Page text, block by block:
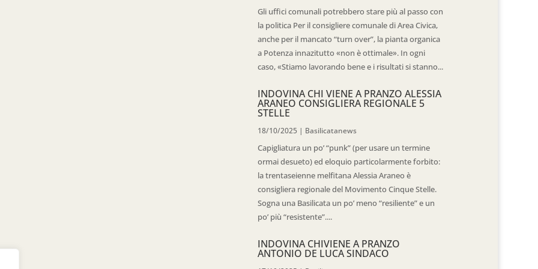
Gli uffici comunali potrebbero stare più al passo con
la politica Per il consigliere comunale di Area Civica,
anche per il mancato “turn over”, la pianta organica
a Potenza innazitutto «non è ottimale». In ogni
caso, «Stiamo lavorando bene e i risultati si stanno...
INDOVINA CHI VIENE A PRANZO ALESSIA
ARANEO CONSIGLIERA REGIONALE 5
STELLE
18/10/2025 | Basilicatanews
Capigliatura un po’ “punk” (per usare un termine
ormai desueto) ed eloquio particolarmente forbito:
la trentaseienne melfitana Alessia Araneo è
consigliera regionale del Movimento Cinque Stelle.
Sogna una Basilicata un po’ meno “resiliente” e un
po’ più “resistente”....
INDOVINA CHIVIENE A PRANZO
ANTONIO DE LUCA SINDACO